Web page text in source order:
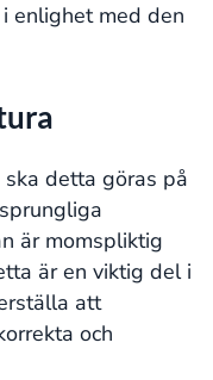
enlighet med den
detta göras på
är momspliktig
är en viktig del i
att
och